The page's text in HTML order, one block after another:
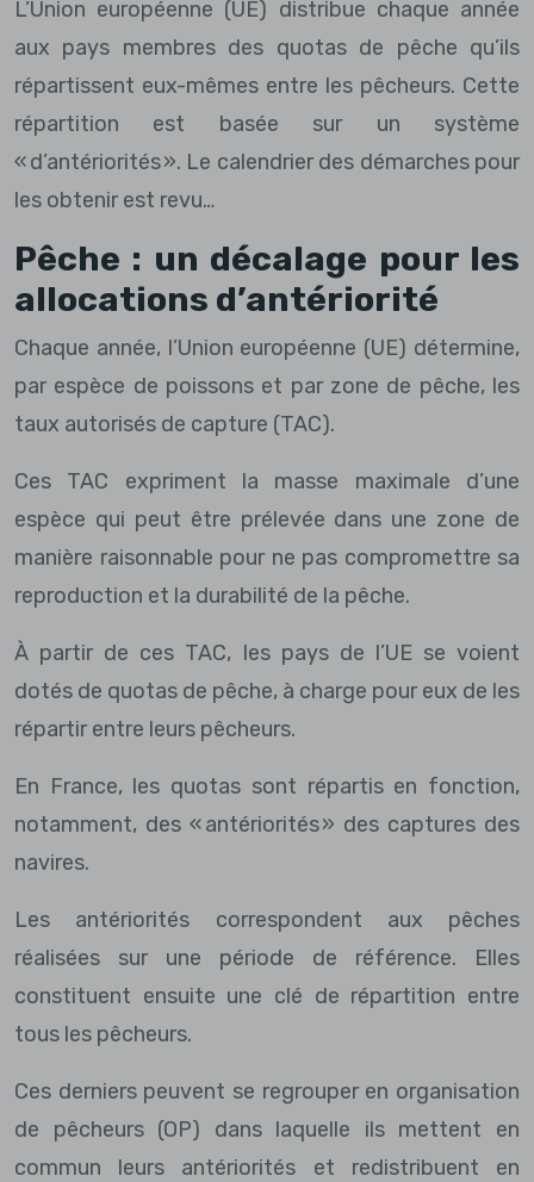
L’Union européenne (UE) distribue chaque année
aux pays membres des quotas de pêche qu’ils
répartissent eux-mêmes entre les pêcheurs. Cette
répartition est basée sur un système
« d’antériorités ». Le calendrier des démarches pour
les obtenir est revu…
Pêche : un décalage pour les
allocations d’antériorité
Chaque année, l’Union européenne (UE) détermine,
par espèce de poissons et par zone de pêche, les
taux autorisés de capture (TAC).
Ces TAC expriment la masse maximale d’une
espèce qui peut être prélevée dans une zone de
manière raisonnable pour ne pas compromettre sa
reproduction et la durabilité de la pêche.
À partir de ces TAC, les pays de l’UE se voient
dotés de quotas de pêche, à charge pour eux de les
répartir entre leurs pêcheurs.
En France, les quotas sont répartis en fonction,
notamment, des « antériorités » des captures des
navires.
Les antériorités correspondent aux pêches
réalisées sur une période de référence. Elles
constituent ensuite une clé de répartition entre
tous les pêcheurs.
Ces derniers peuvent se regrouper en organisation
de pêcheurs (OP) dans laquelle ils mettent en
commun leurs antériorités et redistribuent en